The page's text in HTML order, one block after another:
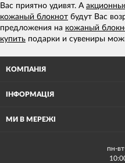
Вас приятно удивят. А
кожаный блокнот будут Вас
предложения на кожаный
купить подарки и сувениры
КОМПАНІЯ
ІНФОРМАЦІЯ
МИ В МЕРЕЖІ
пн-